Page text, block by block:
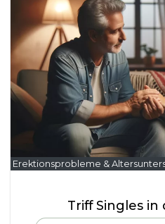
Erektionsprobleme &
Triff Singles in